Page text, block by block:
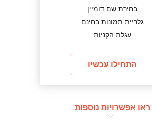
בחירת שם דומיין
גלריית תמונות בחינם
עגלת הקניות
התחילו עכשיו
ראו אפשרויות נוספות